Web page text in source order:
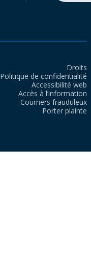
Droits
Politique de confidentialité
Accessibilité web
Accès à l’information
Courriers frauduleux
Porter plainte